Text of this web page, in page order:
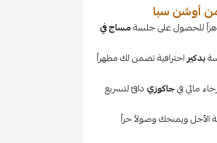
للحصول على جلسةمساج في
بدكيراحترافية تضمن لك مظهراً
مائي فيجاكوزي دافئ لتسريع
الأجل ويمنحك وصولاً حراً